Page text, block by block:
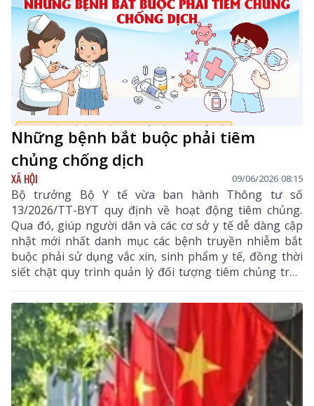
Những bệnh bắt buộc phải tiêm
chủng chống dịch
XÃ HỘI 09/06/2026 08:15
Bộ trưởng Bộ Y tế vừa ban hành Thông tư số
13/2026/TT-BYT quy định về hoạt động tiêm chủng.
Qua đó, giúp người dân và các cơ sở y tế dễ dàng cập
nhật mới nhất danh mục các bệnh truyền nhiễm bắt
buộc phải sử dụng vắc xin, sinh phẩm y tế, đồng thời
siết chặt quy trình quản lý đối tượng tiêm chủng trên
Hệ thống thông tin quốc gia.